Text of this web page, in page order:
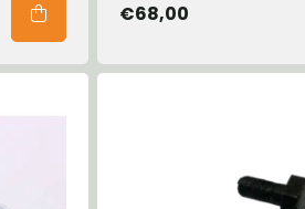
€68,00